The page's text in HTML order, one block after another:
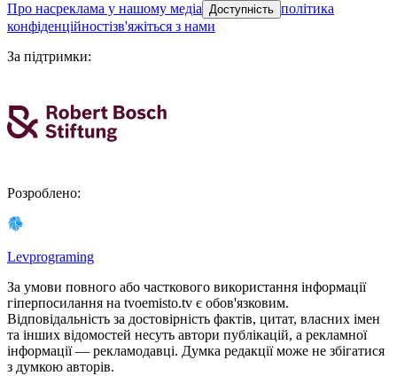
про насреклама у нашому медіа Доступність політика
конфіденційностізв'яжіться з нами
За підтримки:
Розроблено:
Levprograming
За умови повного або часткового використання iнформацiї
гіперпосилання на tvoemisto.tv є обов'язковим.
Відповідальність за достовірність фактів, цитат, власних імен
та інших відомостей несуть автори публікацій, а рекламної
інформації — рекламодавці. Думка редакцiї може не збiгатися
з думкою авторiв.